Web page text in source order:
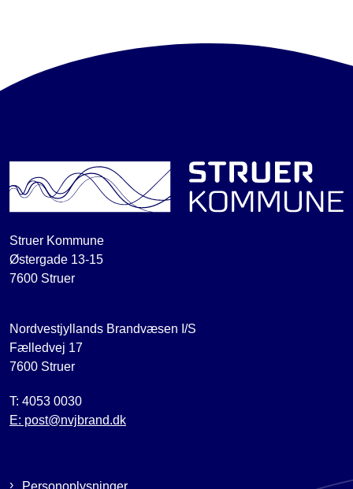
Struer Kommune
Østergade 13-15
7600 Struer
Nordvestjyllands Brandvæsen I/S
Fælledvej 17
7600 Struer
T: 4053 0030
E: post@nvjbrand.dk